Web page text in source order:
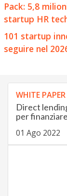
Pack: 5,8
startup HR
101 startup
seguire nel
WHITE PAPER
Direct
per
01 Ago 2022